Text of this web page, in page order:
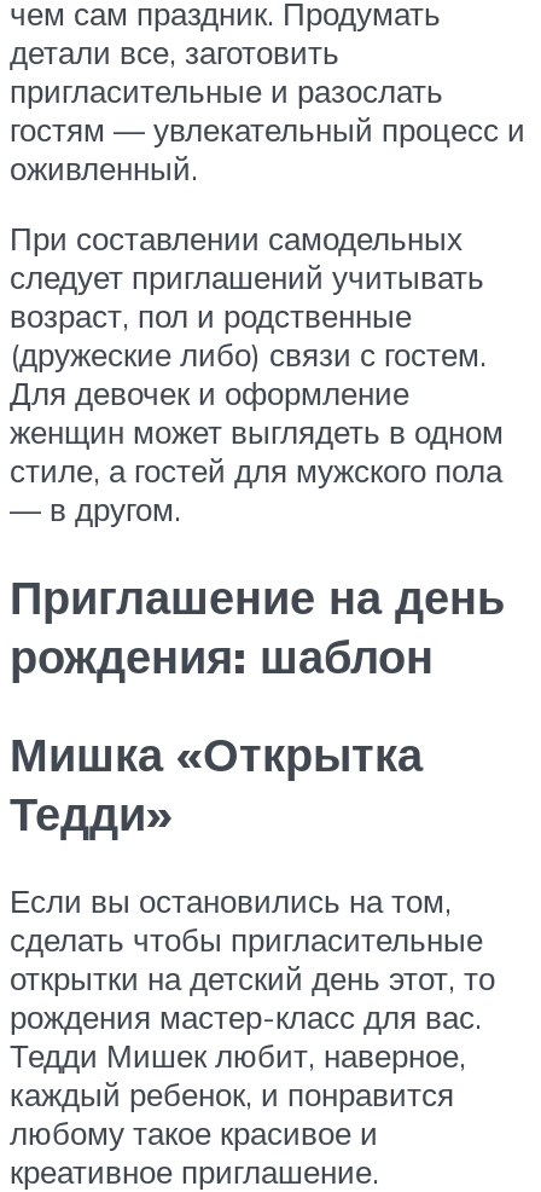
чем сам праздник. Продумать
детали все, заготовить
пригласительные и разослать
гостям — увлекательный процесс и
оживленный.
При составлении самодельных
следует приглашений учитывать
возраст, пол и родственные
(дружеские либо) связи с гостем.
Для девочек и оформление
женщин может выглядеть в одном
стиле, а гостей для мужского пола
— в другом.
Приглашение на день
рождения: шаблон
Мишка «Открытка
Тедди»
Если вы остановились на том,
сделать чтобы пригласительные
открытки на детский день этот, то
рождения мастер-класс для вас.
Тедди Мишек любит, наверное,
каждый ребенок, и понравится
любому такое красивое и
креативное приглашение.